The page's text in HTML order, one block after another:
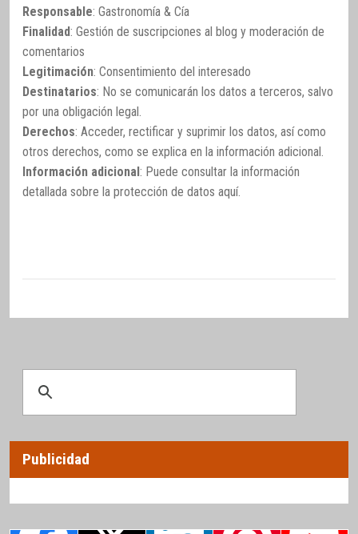
Responsable: Gastronomía & Cía
Finalidad: Gestión de suscripciones al blog y moderación de
comentarios
Legitimación: Consentimiento del interesado
Destinatarios: No se comunicarán los datos a terceros, salvo
por una obligación legal.
Derechos: Acceder, rectificar y suprimir los datos, así como
otros derechos, como se explica en la información adicional.
Información adicional : Puede consultar la información
detallada sobre la protección de datos aquí.
Publicidad